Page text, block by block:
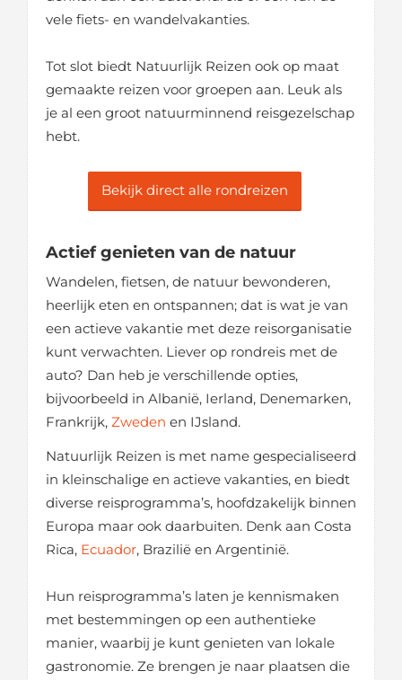
vele fiets- en wandelvakanties.
Tot slot biedt Natuurlijk Reizen ook op maat
gemaakte reizen voor groepen aan. Leuk als
je al een groot natuurminnend reisgezelschap
hebt.
Bekijk direct alle rondreizen
Actief genieten van de natuur
Wandelen, fietsen, de natuur bewonderen,
heerlijk eten en ontspannen; dat is wat je van
een actieve vakantie met deze reisorganisatie
kunt verwachten. Liever op rondreis met de
auto? Dan heb je verschillende opties,
bijvoorbeeld in Albanië, Ierland, Denemarken,
Frankrijk, Zweden en IJsland.
Natuurlijk Reizen is met name gespecialiseerd
in kleinschalige en actieve vakanties, en biedt
diverse reisprogramma’s, hoofdzakelijk binnen
Europa maar ook daarbuiten. Denk aan Costa
Rica, Ecuador, Brazilië en Argentinië.
Hun reisprogramma’s laten je kennismaken
met bestemmingen op een authentieke
manier, waarbij je kunt genieten van lokale
gastronomie. Ze brengen je naar plaatsen die